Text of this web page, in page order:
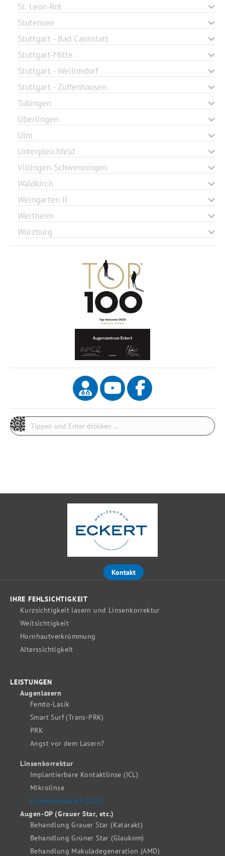
St. Leon-Rot
Stutensee
Stuttgart - Bad Cannstatt
Stuttgart-Mitte
Stuttgart - Weilimdorf
Stuttgart - Zuffenhausen
Tübingen
Überlingen
Ulm
Unterpleichfeld
Villingen-Schwenningen
Waldkirch
Weingarten II
Wertheim
Würzburg
Search:
Kontakt
IHRE FEHLSICHTIGKEIT
Kurzsichtigkeit lasern und Linsenkorrektur
Weitsichtigkeit
Hornhautverkrümmung
Alterssichtigkeit
LEISTUNGEN
Augenlasern
Femto-Lasik
Smart Surf (Trans-PRK)
PRK
Angst vor dem Lasern?
Linsenkorrektur
Implantierbare Kontaktlinse (ICL)
Mikrolinse
Linsenaustausch (CLE)
Augen-OP (Grauer Star, etc.)
Behandlung Grauer Star (Katarakt)
Behandlung Grüner Star (Glaukom)
Behandlung Makuladegeneration (AMD)